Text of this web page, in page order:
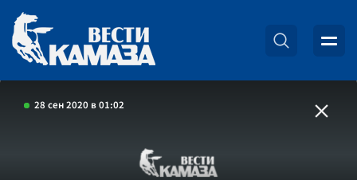
28 сен 2020 в 01:02